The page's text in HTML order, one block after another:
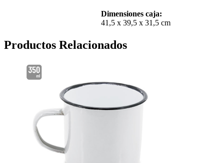
Dimensiones caja:
41,5 x 39,5 x 31,5 cm
Productos Relacionados